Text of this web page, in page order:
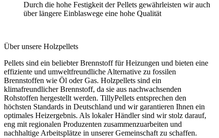
Durch die hohe Festigkeit der Pellets gewährleisten wir auch
über längere Einblaswege eine hohe Qualität
Über unsere Holzpellets
Pellets sind ein beliebter Brennstoff für Heizungen und bieten eine
effiziente und umweltfreundliche Alternative zu fossilen
Brennstoffen wie Öl oder Gas. Holzpellets sind ein
klimafreundlicher Brennstoff, da sie aus nachwachsenden
Rohstoffen hergestellt werden. TillyPellets entsprechen den
höchsten Standards in Deutschland und wir garantieren Ihnen ein
optimales Heizergebnis. Als lokaler Händler sind wir stolz darauf,
eng mit regionalen Produzenten zusammenzuarbeiten und
nachhaltige Arbeitsplätze in unserer Gemeinschaft zu schaffen.